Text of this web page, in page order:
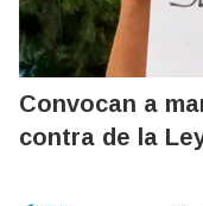
Convocan a
contra de la